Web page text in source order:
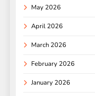
May 2026
April 2026
March 2026
February 2026
January 2026